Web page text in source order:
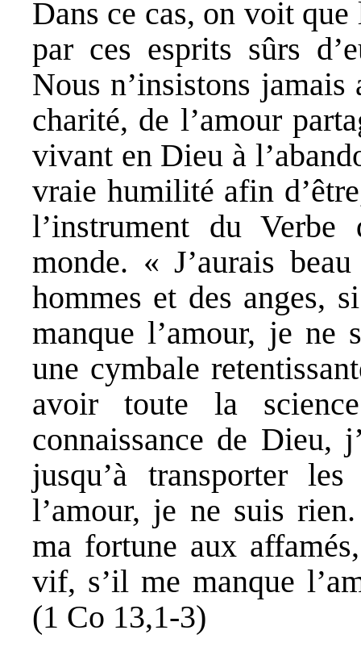
Dans ce cas, on voit
par ces esprits sûrs
Nous n’insistons
charité, de l’amour
vivant en Dieu à
vraie humilité afin
l’instrument du
monde. « J’aurais
hommes et des anges,
manque l’amour, je ne
une cymbale
avoir toute la
connaissance de Dieu,
jusqu’à transporter
l’amour, je ne suis
ma fortune aux
vif, s’il me manque
(1 Co 13,1-3)